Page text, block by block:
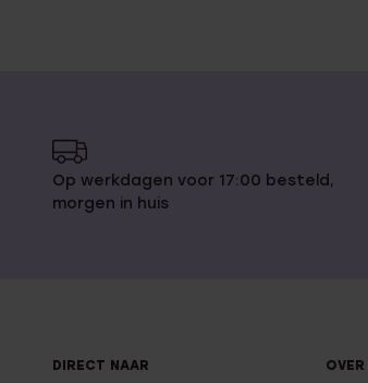
Op werkdagen voor 17:00 besteld,
morgen in huis
DIRECT NAAR